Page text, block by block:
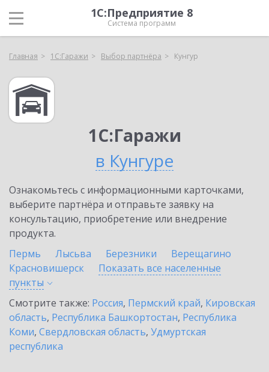
1С:Предприятие 8
Система программ
Главная 1С:Гаражи Выбор партнёра Кунгур
1С:Гаражи
в Кунгуре
Ознакомьтесь с информационными карточками,
выберите партнёра и отправьте заявку на
консультацию, приобретение или внедрение
продукта.
Пермь
Лысьва Березники
Верещагино
Красновишерск
Показать все населенные
пункты
Смотрите также: Россия, Пермский край, Кировская
область, Республика Башкортостан, Республика
Коми, Свердловская область, Удмуртская
республика